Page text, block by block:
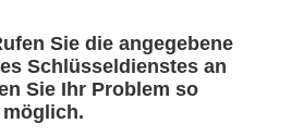
Sie die angegebene
Schlüsseldienstes an
Sie Ihr Problem so